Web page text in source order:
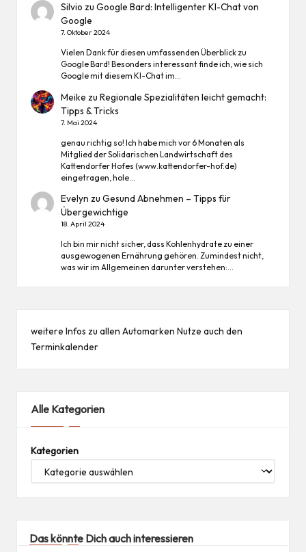
Silvio zuGoogle Bard: Intelligenter KI-Chat von
Google
7. Oktober 2024
Vielen Dank für diesen umfassenden Überblick zu
Google Bard! Besonders interessant finde ich, wie sich
Google mit diesem KI-Chat im…
Meike zuRegionale Spezialitäten leicht gemacht:
Tipps & Tricks
7. Mai 2024
genau richtig so! Ich habe mich vor 6 Monaten als
Mitglied der Solidarischen Landwirtschaft des
Kattendorfer Hofes (www.kattendorfer-hof.de)
eingetragen, hole…
Evelyn zuGesund Abnehmen – Tipps für
Übergewichtige
18. April 2024
Ich bin mir nicht sicher, dass Kohlenhydrate zu einer
ausgewogenen Ernährung gehören. Zumindest nicht,
was wir im Allgemeinen darunter verstehen:…
weitere Infos zu allen Automarken Nutze auch den
Terminkalender
Alle Kategorien
Kategorien
Das könnte Dich auch interessieren